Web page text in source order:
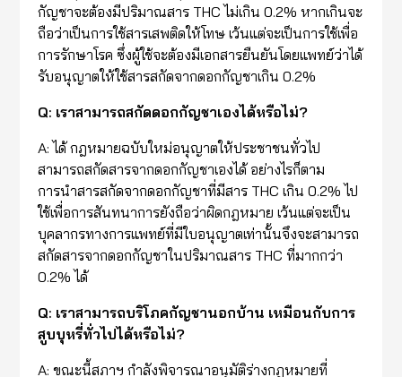
กัญชาจะต้องมีปริมาณสาร THC ไม่เกิน 0.2% หากเกินจะ
ถือว่าเป็นการใช้สารเสพติดให้โทษ เว้นแต่จะเป็นการใช้เพื่อ
การรักษาโรค ซึ่งผู้ใช้จะต้องมีเอกสารยืนยันโดยแพทย์ว่าได้
รับอนุญาตให้ใช้สารสกัดจากดอกกัญชาเกิน 0.2%
Q: เราสามารถสกัดดอกกัญชาเองได้หรือไม่?
A: ได้ กฎหมายฉบับใหม่อนุญาตให้ประชาชนทั่วไป
สามารถสกัดสารจากดอกกัญชาเองได้ อย่างไรก็ตาม
การนำสารสกัดจากดอกกัญชาที่มีสาร THC เกิน 0.2% ไป
ใช้เพื่อการสันทนาการยังถือว่าผิดกฎหมาย เว้นแต่จะเป็น
บุคลากรทางการแพทย์ที่มีใบอนุญาตเท่านั้นจึงจะสามารถ
สกัดสารจากดอกกัญชาในปริมาณสาร THC ที่มากกว่า
0.2% ได้
Q: เราสามารถบริโภคกัญชานอกบ้าน เหมือนกับการ
สูบบุหรี่ทั่วไปได้หรือไม่?
A: ขณะนี้สภาฯ กำลังพิจารณาอนุมัติร่างกฎหมายที่